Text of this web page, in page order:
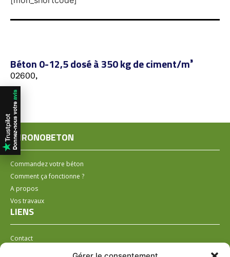
Béton 0-12,5 dosé à 350 kg de ciment/m³
02600,
CHRONOBETON
Commandez votre béton
Comment ça fonctionne ?
A propos
Vos travaux
LIENS
Contact